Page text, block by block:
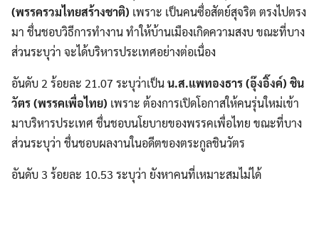
(พรรครวมไทยสร้างชาติ) เพราะ เป็นคนซื่อสัตย์สุจริต ตรงไปตรง
มา ชื่นชอบวิธีการทำงาน ทำให้บ้านเมืองเกิดความสงบ ขณะที่บาง
ส่วนระบุว่า จะได้บริหารประเทศอย่างต่อเนื่อง
อันดับ 2 ร้อยละ 21.07 ระบุว่าเป็นน.ส.แพทองธาร (อุ๊งอิ๊งค์) ชิน
วัตร (พรรคเพื่อไทย) เพราะ ต้องการเปิดโอกาสให้คนรุ่นใหม่เข้า
มาบริหารประเทศ ชื่นชอบนโยบายของพรรคเพื่อไทย ขณะที่บาง
ส่วนระบุว่า ชื่นชอบผลงานในอดีตของตระกูลชินวัตร
อันดับ 3 ร้อยละ 10.53 ระบุว่า ยังหาคนที่เหมาะสมไม่ได้